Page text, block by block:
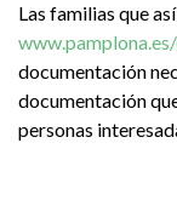
Las familias que
documentación
documentación
personas